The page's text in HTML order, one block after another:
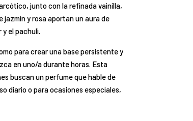
junto con la refinada vainilla,
jazmín y rosa aportan un aura de
el pachuli.
para crear una base persistente y
en uno/a durante horas. Esta
buscan un perfume que hable de
diario o para ocasiones especiales,